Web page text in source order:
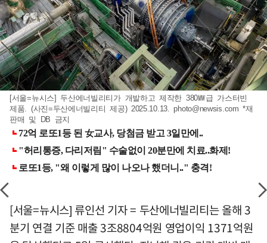
[서울=뉴시스] 두산에너빌리티가 개발하고 제작한 380㎿급 가스터빈
제품. (사진=두산에너빌리티 제공) 2025.10.13.photo@newsis.com *재
판매 및 DB 금지
[서울=뉴시스] 류인선 기자 = 두산에너빌리티는 올해 3
분기 연결 기준 매출 3조8804억원 영업이익 1371억원